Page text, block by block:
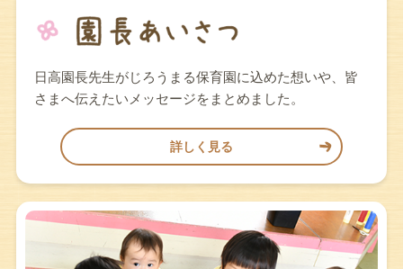
日高園長先生がじろうまる保育園に込めた想いや、皆
さまへ伝えたいメッセージをまとめました。
詳しく見る